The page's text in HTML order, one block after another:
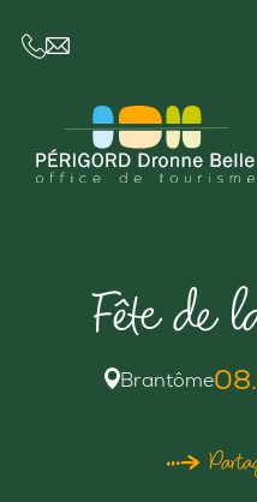
CE LIEN OUVRIRA
Fête de
Brantôme